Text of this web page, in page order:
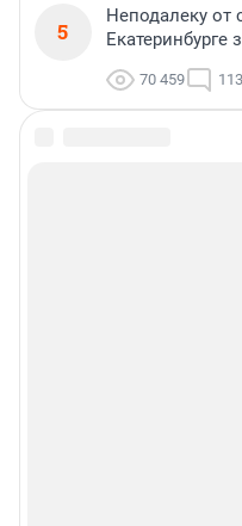
5
Неподалеку от
70 459 113